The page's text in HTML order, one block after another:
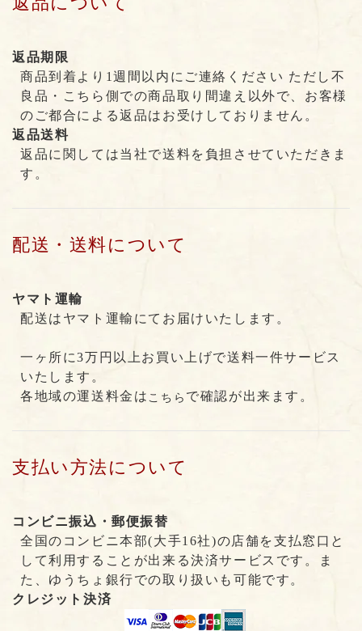
返品期限
商品到着より1週間以内にご連絡ください ただし不
良品・こちら側での商品取り間違え以外で、お客様
のご都合による返品はお受けしておりません。
返品送料
返品に関しては当社で送料を負担させていただきま
す。
配送・送料について
ヤマト運輸
配送はヤマト運輸にてお届けいたします。
一ヶ所に3万円以上お買い上げで送料一件サービス
いたします。
各地域の運送料金は こちら で確認が出来ます。
支払い方法について
コンビニ振込・郵便振替
全国のコンビニ本部(大手16社)の店舗を支払窓口と
して利用することが出来る決済サービスです。ま
た、ゆうちょ銀行での取り扱いも可能です。
クレジット決済